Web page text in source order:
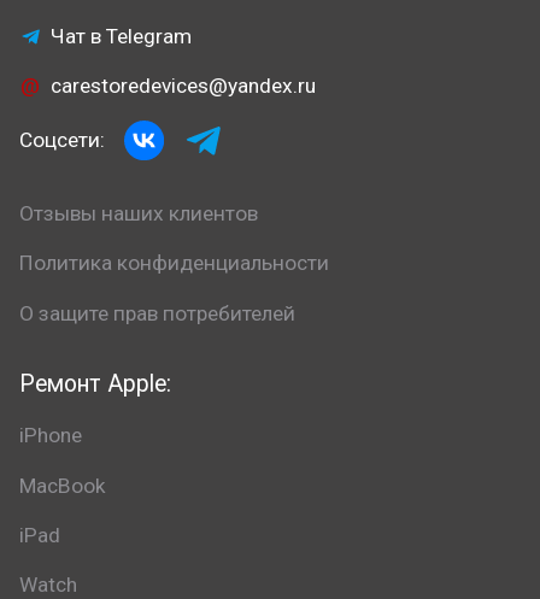
Ремонт Apple:
iPhone
MacBook
iPad
Watch
Чат в Telegram
carestoredevices@yandex.ru
Соцсети:
Отзывы наших клиентов
Политика конфиденциальности
О защите прав потребителей